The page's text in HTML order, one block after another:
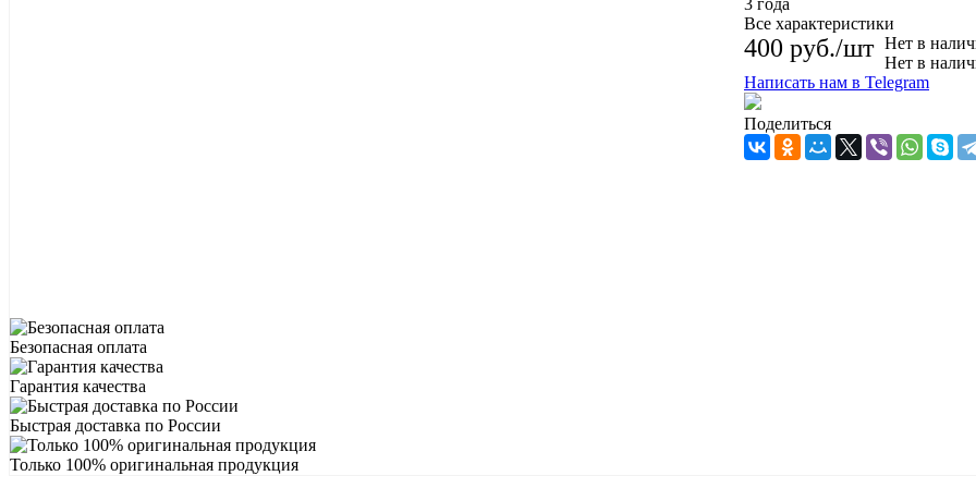
Все характеристики
400 руб./шт Нет в
Нет в
Написать нам в Telegram
Поделиться
Безопасная оплата
Гарантия качества
Быстрая доставка по России
Только 100% оригинальная продукция